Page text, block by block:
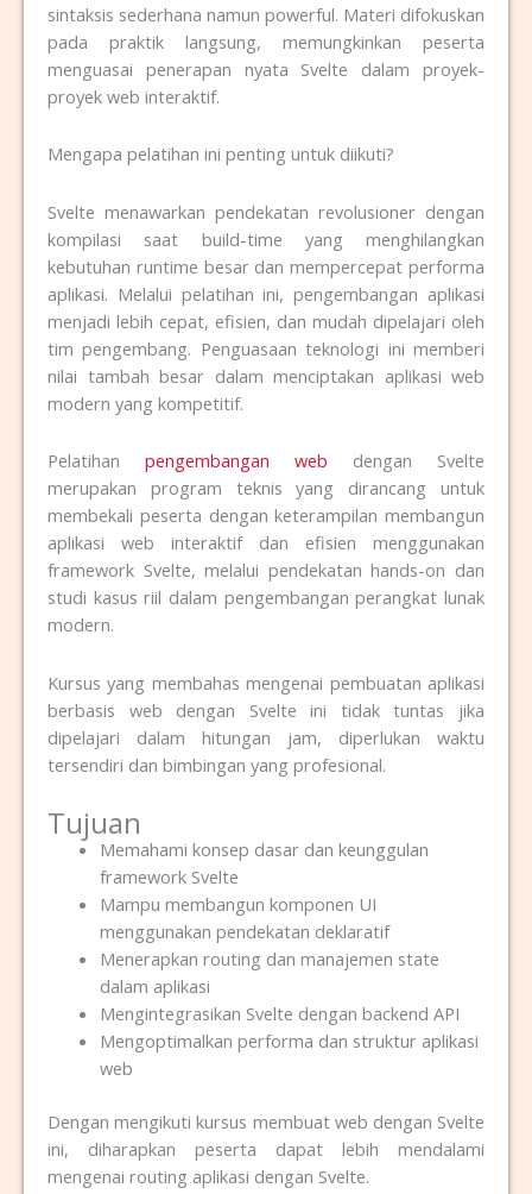
sintaksis sederhana namun powerful. Materi difokuskan
pada praktik langsung, memungkinkan peserta
menguasai penerapan nyata Svelte dalam proyek-
proyek web interaktif.
Mengapa pelatihan ini penting untuk diikuti?
Svelte menawarkan pendekatan revolusioner dengan
kompilasi saat build-time yang menghilangkan
kebutuhan runtime besar dan mempercepat performa
aplikasi. Melalui pelatihan ini, pengembangan aplikasi
menjadi lebih cepat, efisien, dan mudah dipelajari oleh
tim pengembang. Penguasaan teknologi ini memberi
nilai tambah besar dalam menciptakan aplikasi web
modern yang kompetitif.
Pelatihan pengembangan web dengan Svelte
merupakan program teknis yang dirancang untuk
membekali peserta dengan keterampilan membangun
aplikasi web interaktif dan efisien menggunakan
framework Svelte, melalui pendekatan hands-on dan
studi kasus riil dalam pengembangan perangkat lunak
modern.
Kursus yang membahas mengenai pembuatan aplikasi
berbasis web dengan Svelteini tidak tuntas jika
dipelajari dalam hitungan jam, diperlukan waktu
tersendiri dan bimbingan yang profesional.
Tujuan
Memahami konsep dasar dan keunggulan
framework Svelte
Mampu membangun komponen UI
menggunakan pendekatan deklaratif
Menerapkan routing dan manajemen state
dalam aplikasi
Mengintegrasikan Svelte dengan backend API
Mengoptimalkan performa dan struktur aplikasi
web
Dengan mengikuti kursus membuat web dengan Svelte
ini, diharapkan peserta dapat lebih mendalami
mengenai routing aplikasi dengan Svelte.